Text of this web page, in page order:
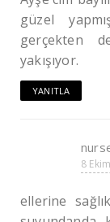
güzel
gerçekten
yakışıyor.
YANITLA
8
ellerine